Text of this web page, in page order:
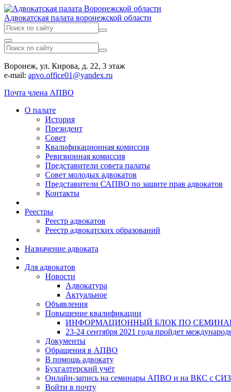
Адвокатская палата воронежской области
Воронеж, ул. Кирова, д. 22, 3 этаж
e-mail: apvo.office01@yandex.ru
Почта члена АПВО
О палате
История
Президент
Совет
Квалификационная комиссия
Ревизионная комиссия
Представители совета палаты
Совет молодых адвокатов
Представители САПВО по защите прав адвокатов
Контакты
Реестры
Реестр адвокатов
Реестр адвокатских образований
Назначение адвоката
Для адвокатов
Новости
Адвокатура
Актуальное
Объявления
Повышение квалификации
ИНФОРМАЦИОННЫЙ БЛОК ПО
23-24 сентября 2021 года пройдет
Документы
Обращения в АПВО
В помощь адвокату
Бухгалтерский учёт
Онлайн-запись на семинары АПВО и на ВКС с
Войти в почту